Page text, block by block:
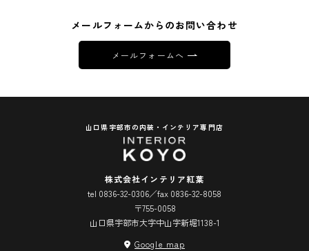
メールフォームからのお問い合わせ
メールフォームへ
山口県宇部市の内装・インテリア専門店
株式会社インテリア紅葉
tel 0836-32-0306／fax 0836-32-8058
〒755-0058
山口県宇部市大字中山字新堀1138-1
Google map